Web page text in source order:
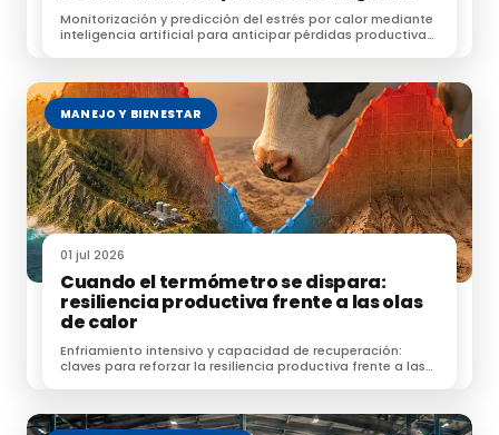
NEIKER-KABE
Monitorización y predicción del estrés por calor mediante
inteligencia artificial para anticipar pérdidas productivas
MANEJO Y BIENESTAR
01 jul 2026
Cuando el termómetro se dispara:
resiliencia productiva frente a las olas
de calor
Enfriamiento intensivo y capacidad de recuperación:
claves para reforzar la resiliencia productiva frente a las